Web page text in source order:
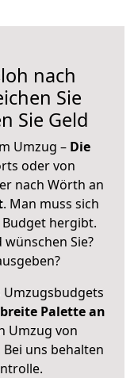
nach
Sie
Sie Geld
Umzug – Die
oder von
nach Wörth an
. Man muss sich
hergibt.
Sie?
breite Palette an
Umzug von
uns behalten